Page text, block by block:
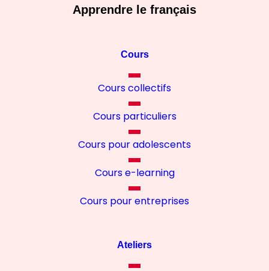
Apprendre le français
Cours
Cours collectifs
Cours particuliers
Cours pour adolescents
Cours e-learning
Cours pour entreprises
Ateliers